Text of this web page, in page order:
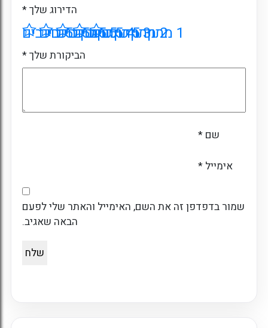
הדירוג שלך*
1 מתוך 5 כוכבים 2 מתוך 5 כוכבים 3 מתוך 5 כוכבים 4 מתוך 5 כוכבים 5 מתוך 5 כוכבים
הביקורת שלך*
שם*
אימייל*
שמור בדפדפן זה את השם, האימייל והאתר שלי לפעם
הבאה שאגיב.